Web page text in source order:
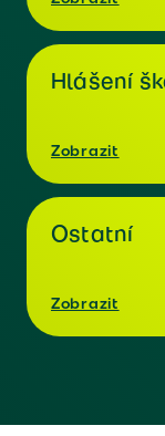
Hlášení
Zobrazit
Ostatní
Zobrazit